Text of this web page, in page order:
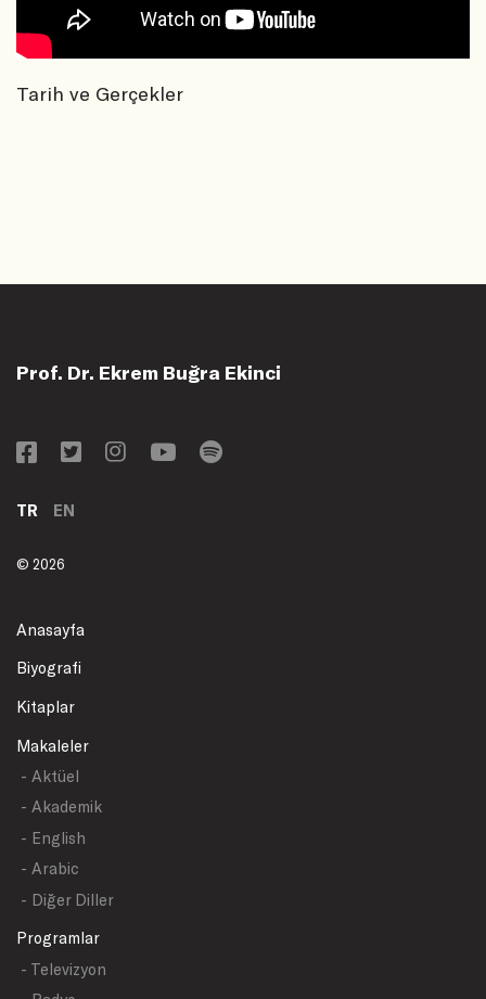
Tarih ve Gerçekler
Prof. Dr. Ekrem Buğra Ekinci
TR EN
© 2026
Anasayfa
Biyografi
Kitaplar
Makaleler
- Aktüel
- Akademik
- English
- Arabic
- Diğer Diller
Programlar
- Televizyon